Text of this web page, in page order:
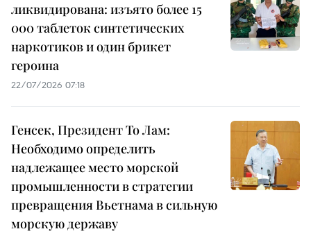
ликвидирована: изъято более 15
000 таблеток синтетических
наркотиков и один брикет
героина
22/07/2026 07:18
Генсек, Президент То Лам:
Необходимо определить
надлежащее место морской
промышленности в стратегии
превращения Вьетнама в сильную
морскую державу